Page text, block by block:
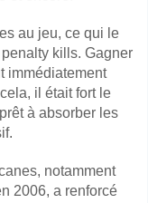
au jeu, ce qui le
kills. Gagner
immédiatement
il était fort le
à absorber les
notamment
2006, a renforcé